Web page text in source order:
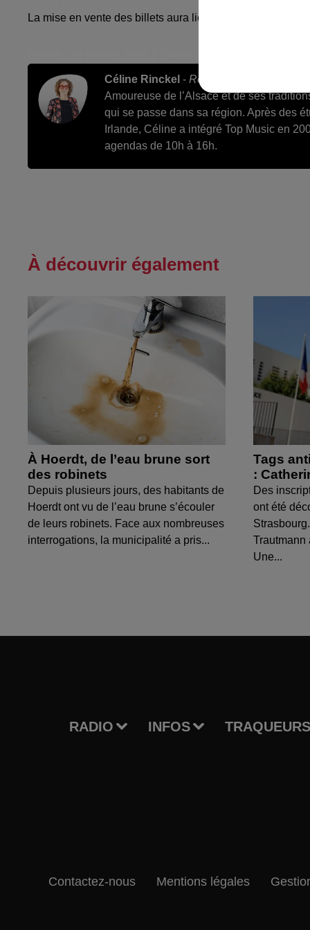
La mise en vente des billets aura lieu ce vendredi 30
Céline Rinckel - Rédactrice en chef des
Amoureuse de l’Alsace et de ses
qui se passe dans sa région. Après des
Irlande, Céline a intégré Top Music en
agendas de 10h à 16h.
À découvrir également
À Hoerdt, de l’eau brune sort
des robinets
Depuis plusieurs jours, des habitants de
Hoerdt ont vu de l’eau brune s’écouler
de leurs robinets. Face aux nombreuses
interrogations, la municipalité a pris...
Tags
:
Des
ont été
Trautmann
Une...
RADIO INFOS
Contactez-nous Mentions légales